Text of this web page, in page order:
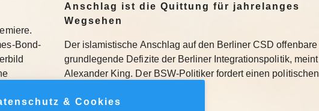
Bond-
Anschlag ist die Quittung für jahrelanges
Wegsehen
Der islamistische Anschlag auf den Berliner CSD offenbare
grundlegende Defizite der Berliner Integrationspolitik, meint
Alexander King. Der BSW-Politiker fordert einen politischen
& Cookies